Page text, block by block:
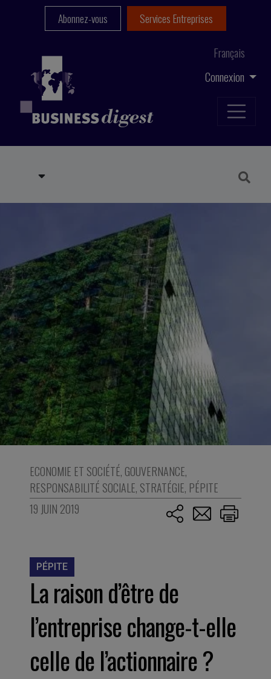
Connexion
Français
Abonnez-vous Services Entreprises
ECONOMIE ET SOCIÉTÉ, GOUVERNANCE,
RESPONSABILITÉ SOCIALE, STRATÉGIE, PÉPITE
19 JUIN 2019
PÉPITE
La raison d’être de
l’entreprise change-t-elle
celle de l’actionnaire ?